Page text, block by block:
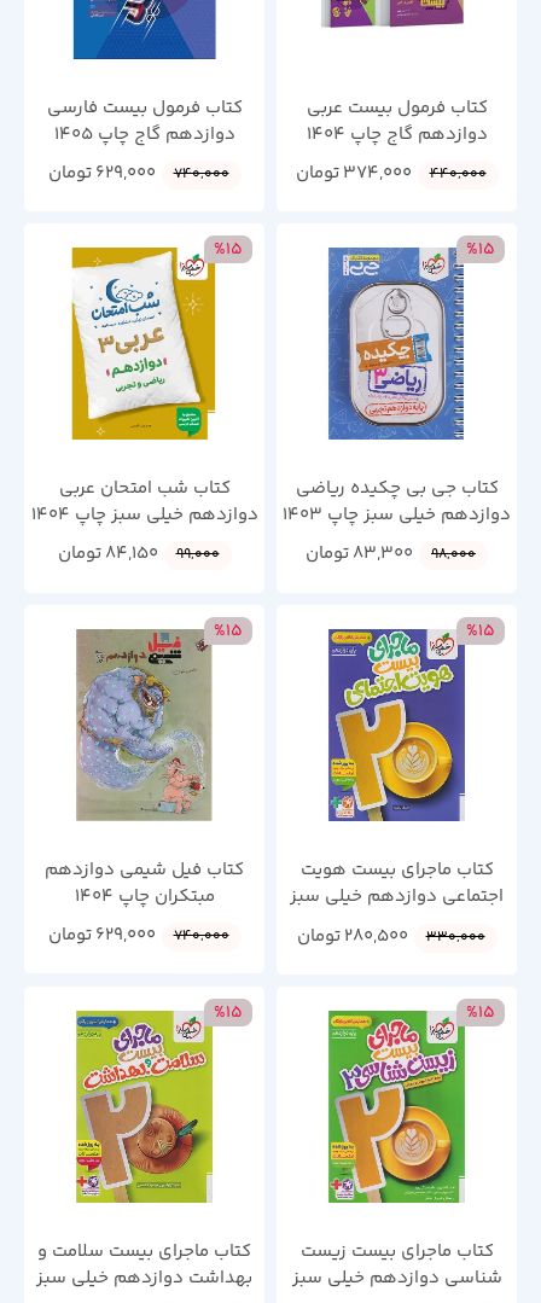
کتاب فرمول بیست عربی
دوازدهم گاج چاپ 1404
440,000
374,000تومان
کتاب فرمول بیست فارسی
دوازدهم گاج چاپ 1405
740,000
629,000تومان
کتاب جی بی چکیده ریاضی
دوازدهم خیلی سبز چاپ 1403
%15
98,000
83,300تومان
کتاب شب امتحان عربی
دوازدهم خیلی سبز چاپ 1404
%15
99,000
84,150تومان
کتاب ماجرای بیست هویت
اجتماعی دوازدهم خیلی سبز
%15
330,000
280,500تومان
کتاب فیل شیمی دوازدهم
مبتکران چاپ 1404
%15
740,000
629,000تومان
کتاب ماجرای بیست زیست
شناسی دوازدهم خیلی سبز
%15
کتاب ماجرای بیست سلامت و
بهداشت دوازدهم خیلی سبز
%15